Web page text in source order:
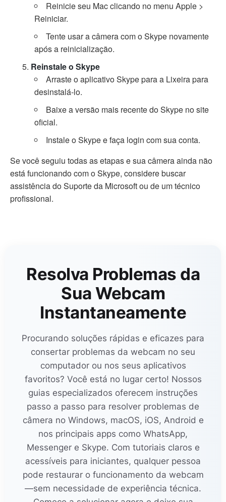
Reinicie seu Mac clicando no menu Apple >
Reiniciar.
Tente usar a câmera com o Skype novamente
após a reinicialização.
Reinstale o Skype
Arraste o aplicativo Skype para a Lixeira para
desinstalá-lo.
Baixe a versão mais recente do Skype no site
oficial.
Instale o Skype e faça login com sua conta.
Se você seguiu todas as etapas e sua câmera ainda não
está funcionando com o Skype, considere buscar
assistência do Suporte da Microsoft ou de um técnico
profissional.
Resolva Problemas da
Sua Webcam
Instantaneamente
Procurando soluções rápidas e eficazes para
consertar problemas da webcam no seu
computador ou nos seus aplicativos
favoritos? Você está no lugar certo! Nossos
guias especializados oferecem instruções
passo a passo para resolver problemas de
câmera no Windows, macOS, iOS, Android e
nos principais apps como WhatsApp,
Messenger e Skype. Com tutoriais claros e
acessíveis para iniciantes, qualquer pessoa
pode restaurar o funcionamento da webcam
—sem necessidade de experiência técnica.